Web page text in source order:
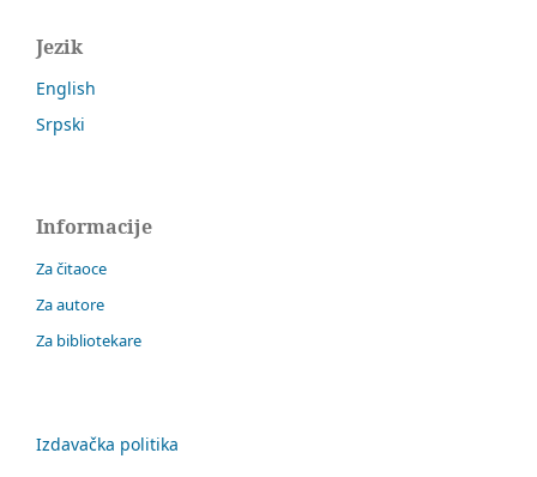
Jezik
English
Srpski
Informacije
Za čitaoce
Za autore
Za bibliotekare
Izdavačka politika